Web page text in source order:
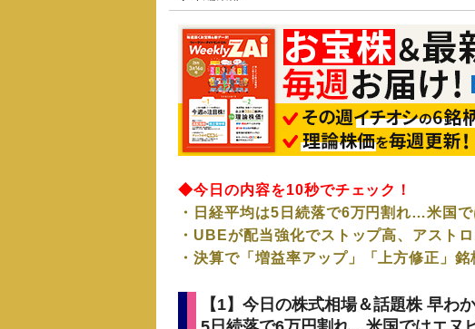
◆今日の内容を10秒でチェック！
・日経平均は5日続落で6万円割れ…米国で
・UBEが配当強化でストップ高、アスト
・決算で「増益率アップ」「上方修正」銘
【1】今日の株式相場＆話題株 早わか